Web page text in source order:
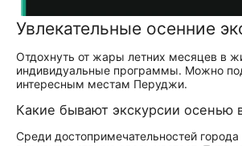
Увлекательные осенние
Отдохнуть от жары летних месяцев в
индивидуальные программы. Можно
интересным местам Перуджи.
Какие бывают экскурсии осенью
Среди достопримечательностей